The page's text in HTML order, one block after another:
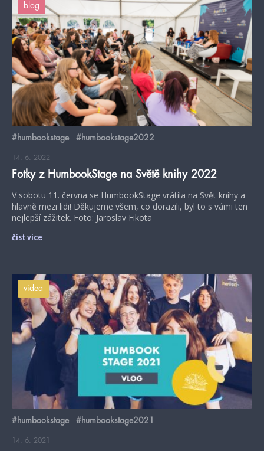
blog
#humbookstage #humbookstage2022
14. 6. 2022
Fotky z HumbookStage na Světě knihy 2022
V sobotu 11. června se HumbookStage vrátila na Svět knihy a
hlavně mezi lidi! Děkujeme všem, co dorazili, byl to s vámi ten
nejlepší zážitek. Foto: Jaroslav Fikota
číst více
videa
#humbookstage #humbookstage2021
14. 6. 2021